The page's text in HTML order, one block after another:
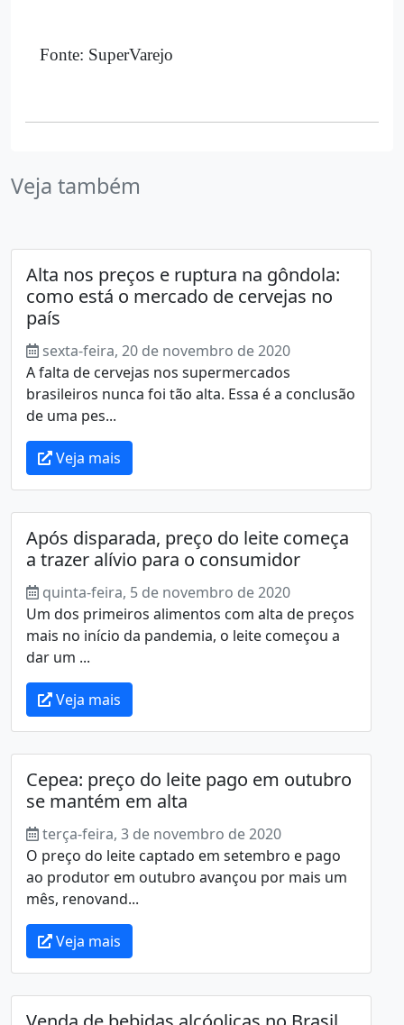
Fonte: SuperVarejo
Veja também
Alta nos preços e ruptura na gôndola:
como está o mercado de cervejas no
país
sexta-feira, 20 de novembro de 2020
A falta de cervejas nos supermercados
brasileiros nunca foi tão alta. Essa é a conclusão
de uma pes...
Veja mais
Após disparada, preço do leite começa
a trazer alívio para o consumidor
quinta-feira, 5 de novembro de 2020
Um dos primeiros alimentos com alta de preços
mais no início da pandemia, o leite começou a
dar um ...
Veja mais
Cepea: preço do leite pago em outubro
se mantém em alta
terça-feira, 3 de novembro de 2020
O preço do leite captado em setembro e pago
ao produtor em outubro avançou por mais um
mês, renovand...
Veja mais